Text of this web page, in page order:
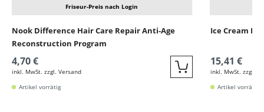
Friseur-Preis nach Login
Nook Difference Hair Care Repair Anti-Age
Reconstruction Program
4,70 €
inkl. MwSt. zzgl. Versand Quickbuy
Artikel vorrätig
Ice Cream
15,41 €
inkl. MwSt. zzgl.
Artikel vorrätig